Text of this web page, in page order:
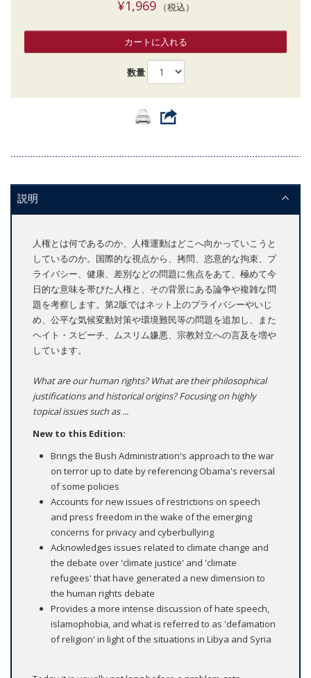
¥1,969（税込）
カートに入れる
数量
説明
人権とは何であるのか、人権運動はどこへ向かっていこうと
しているのか。国際的な視点から、拷問、恣意的な拘束、プ
ライバシー、健康、差別などの問題に焦点をあて、極めて今
日的な意味を帯びた人権と、その背景にある論争や複雑な問
題を考察します。第2版ではネット上のプライバシーやいじ
め、公平な気候変動対策や環境難民等の問題を追加し、また
ヘイト・スピーチ、ムスリム嫌悪、宗教対立への言及を増や
しています。
What are our human rights? What are their philosophical
justifications and historical origins? Focusing on highly
topical issues such as ...
New to this Edition:
Brings the Bush Administration's approach to the war
on terror up to date by referencing Obama's reversal
of some policies
Accounts for new issues of restrictions on speech
and press freedom in the wake of the emerging
concerns for privacy and cyberbullying
Acknowledges issues related to climate change and
the debate over 'climate justice' and 'climate
refugees' that have generated a new dimension to
the human rights debate
Provides a more intense discussion of hate speech,
islamophobia, and what is referred to as 'defamation
of religion' in light of the situations in Libya and Syria